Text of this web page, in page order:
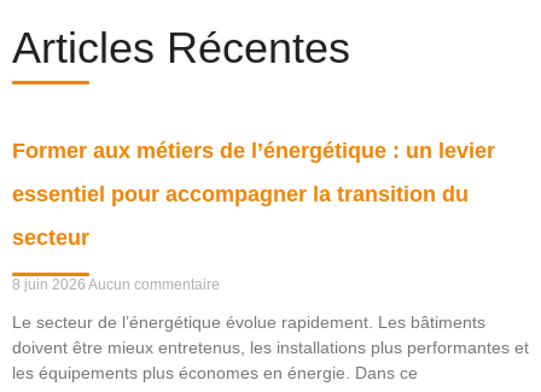
Articles Récentes
Former aux métiers de l’énergétique : un levier
essentiel pour accompagner la transition du
secteur
8 juin 2026 Aucun commentaire
Le secteur de l’énergétique évolue rapidement. Les bâtiments
doivent être mieux entretenus, les installations plus performantes et
les équipements plus économes en énergie. Dans ce